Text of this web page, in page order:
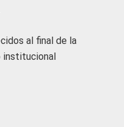
al final de la
institucional